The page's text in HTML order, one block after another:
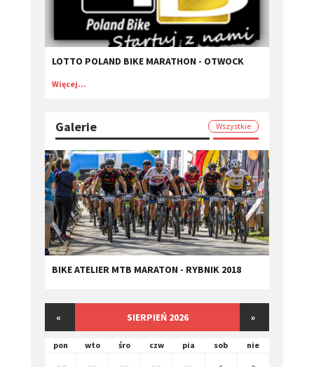
LOTTO POLAND BIKE MARATHON - OTWOCK
Więcej...
Galerie Wszystkie
BIKE ATELIER MTB MARATON - RYBNIK 2018
« SIERPIEŃ 2026 »
pon wto śro czw pia sob nie